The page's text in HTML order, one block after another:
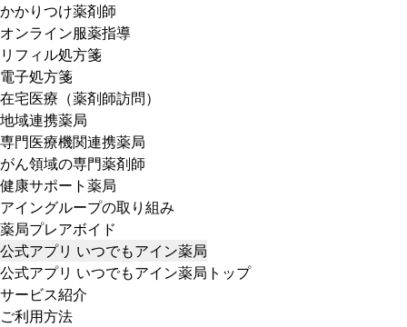
かかりつけ薬剤師
オンライン服薬指導
リフィル処方箋
電子処方箋
在宅医療（薬剤師訪問）
地域連携薬局
専門医療機関連携薬局
がん領域の専門薬剤師
健康サポート薬局
アイングループの取り組み
薬局プレアボイド
公式アプリ いつでもアイン薬局
公式アプリ いつでもアイン薬局トップ
サービス紹介
ご利用方法